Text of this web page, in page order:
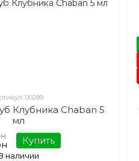
00289
Клубника Chaban 5
мл
Купить
наличии